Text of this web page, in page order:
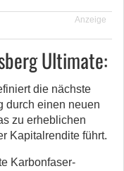
Anzeige
Ultimate:
die nächste
durch einen neuen
zu erheblichen
Kapitalrendite führt.
Karbonfaser-